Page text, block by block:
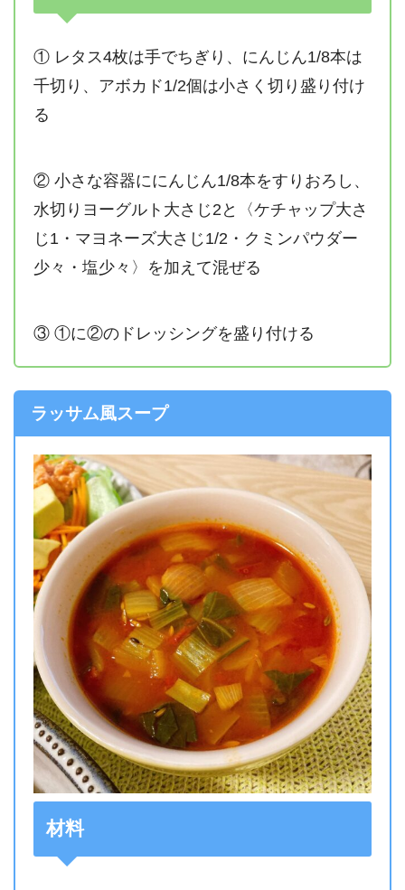
① レタス4枚は手でちぎり、にんじん1/8本は
千切り、アボカド1/2個は小さく切り盛り付け
る
② 小さな容器ににんじん1/8本をすりおろし、
水切りヨーグルト大さじ2と〈ケチャップ大さ
じ1・マヨネーズ大さじ1/2・クミンパウダー
少々・塩少々〉を加えて混ぜる
③ ①に②のドレッシングを盛り付ける
ラッサム風スープ
材料